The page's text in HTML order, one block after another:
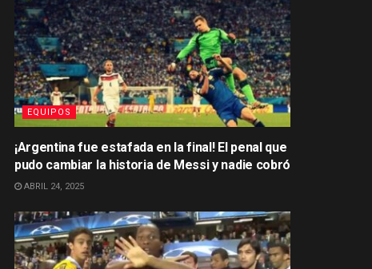
EQUIPOS
¡Argentina fue estafada en la final! El penal que
pudo cambiar la historia de Messi y nadie cobró
ABRIL 24, 2025